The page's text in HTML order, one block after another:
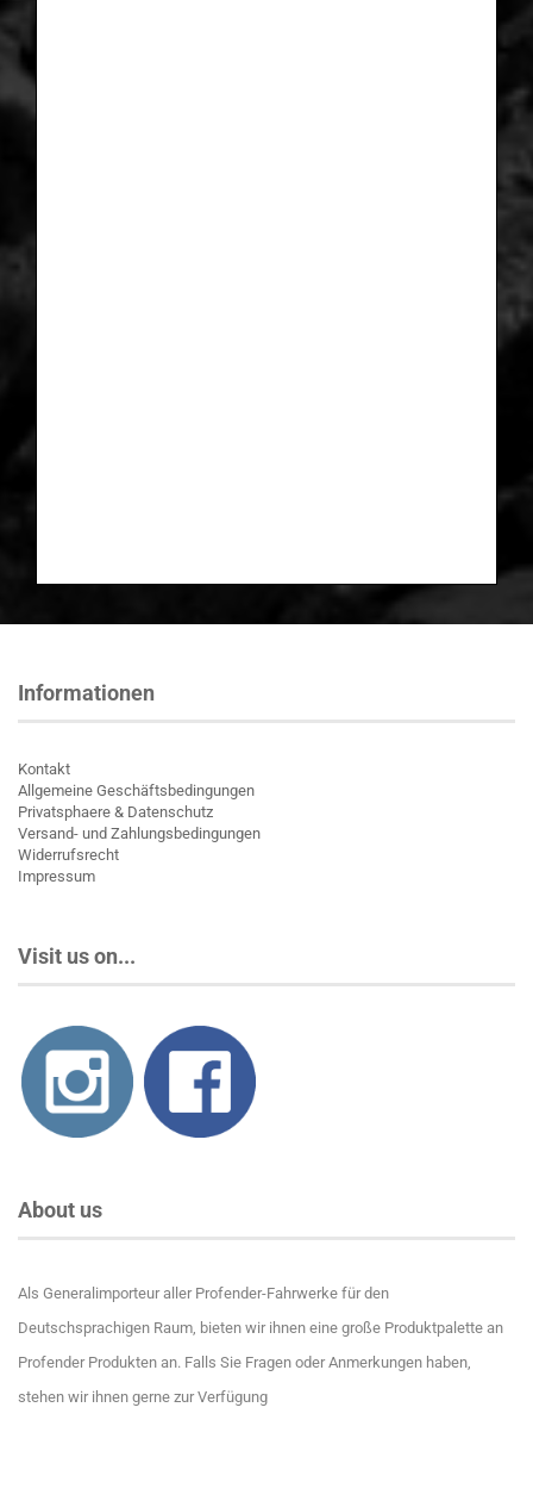
Informationen
Kontakt
Allgemeine Geschäftsbedingungen
Privatsphaere & Datenschutz
Versand- und Zahlungsbedingungen
Widerrufsrecht
Impressum
Visit us on...
About us
Als Generalimporteur aller Profender-Fahrwerke für den
Deutschsprachigen Raum, bieten wir ihnen eine große Produktpalette an
Profender Produkten an. Falls Sie Fragen oder Anmerkungen haben,
stehen wir ihnen gerne zur Verfügung